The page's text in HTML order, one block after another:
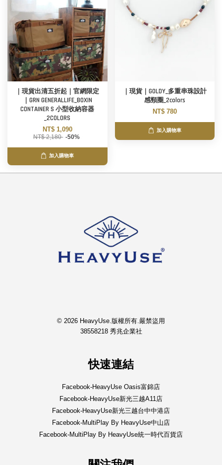
｜現貨出清五折起｜官網限定
｜GRN GENERALLIFE_BOXIN
CONTAINER S 小型收納容器
_2COLORS
NT$ 1,090
NT$ 2,180 -50%
加入購物車
｜現貨｜GOLDY_多重串珠設計
感頸圈_2colors
NT$ 780
加入購物車
© 2026 HeavyUse.版權所有.嚴禁盜用
38558218 秀兆企業社
快速連結
Facebook-HeavyUse Oasis富錦店
Facebook-HeavyUse新光三越A11店
Facebook-HeavyUse新光三越台中中港店
Facebook-MultiPlay By HeavyUse中山店
Facebook-MultiPlay By HeavyUse統一時代百貨店